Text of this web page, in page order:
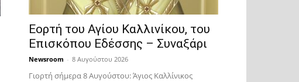
Εορτή του Αγίου Καλλινίκου, του
Επισκόπου Εδέσσης – Συναξάρι
Newsroom - 8 Αυγούστου 2026
Γιορτή σήμερα 8 Αυγούστου: Άγιος Καλλίνικος